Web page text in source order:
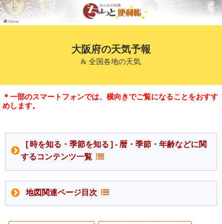
大阪府の天気予報
& 全国各地の天気
＊一部のスマートフォンでは、横向きでご覧になることをおすす
めします。
[ 時を知る・季節を知る ] - 暦・季節・年齢などに関
するコンテンツ一覧
地図関連ページ目次